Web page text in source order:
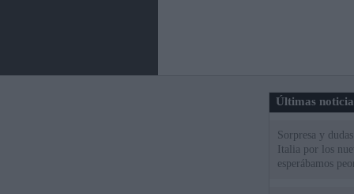
Últimas
Sorpresa y
Italia por los
esperábamos